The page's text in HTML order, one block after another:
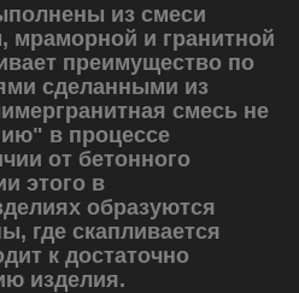
из смеси
и гранитной
преимущество по
сделанными из
смесь не
в процессе
от бетонного
этого в
образуются
где скапливается
к достаточно
изделия.